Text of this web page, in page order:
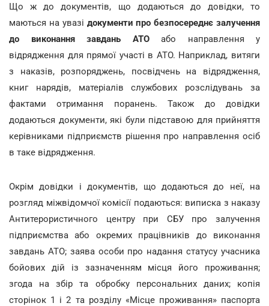
Що ж до документів, що додаються до довідки, то
маються на увазі документи про безпосереднє залучення
до виконання завдань АТОабо направлення у
відрядження для прямої участі в АТО. Наприклад, витяги
з наказів, розпоряджень, посвідчень на відрядження,
книг нарядів, матеріалів службових розслідувань за
фактами отримання поранень. Також до довідки
додаються документи, які були підставою для прийняття
керівниками підприємств рішення про направлення осіб
в таке відрядження.
Окрім довідки і документів, що додаються до неї, на
розгляд міжвідомчої комісії подаються: виписка з наказу
Антитерористичного центру при СБУ про залучення
підприємства або окремих працівників до виконання
завдань АТО; заява особи про надання статусу учасника
бойових дій із зазначенням місця його проживання;
згода на збір та обробку персональних даних; копія
сторінок 1 і 2 та розділу «Місце проживання» паспорта